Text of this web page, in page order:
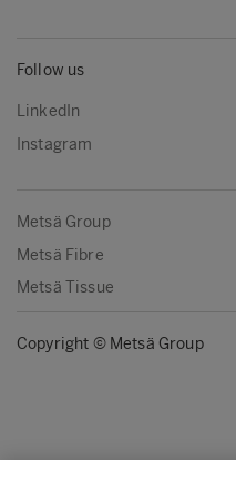
Follow us
LinkedIn
Instagram
Metsä Group
Metsä Fibre
Metsä Tissue
Copyright © Metsä Group